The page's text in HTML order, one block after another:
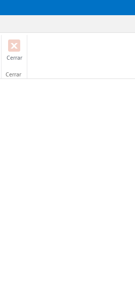
Cerrar
Cerrar